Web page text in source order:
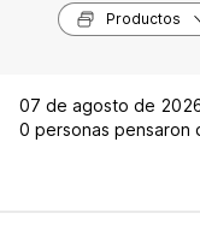
Productos
07 de agosto de 2026
0 personas pensaron